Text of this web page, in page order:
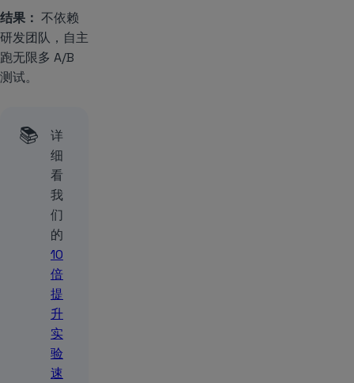
结果： 不依赖
研发团队，自主
跑无限多 A/B
测试。
📚
详
细
看
我
们
的
10
倍
提
升
实
验
速